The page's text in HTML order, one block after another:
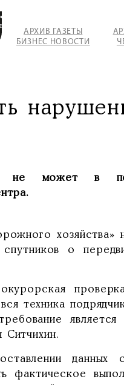
АРХИВ ГАЗЕТЫ
БИЗНЕС НОВОСТИ
не может в
хозяйства»
о
техника
является
Ситчихин.
данных
фактическое